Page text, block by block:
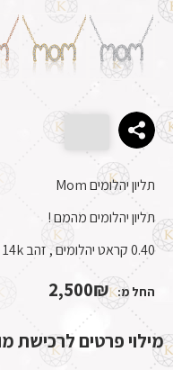
תליון יהלומים Mom
תליון יהלומים מהמם !
0.40 קראט יהלומים , זהב 14k צהוב לבן או אדום.
החל מ: 2,500₪
מילוי פרטים לרכישת